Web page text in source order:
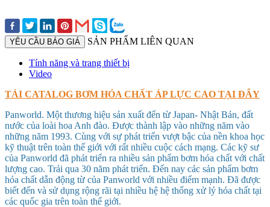
YÊU CẦU BÁO GIÁ SẢN PHẨM LIÊN QUAN
Tính năng và trang thiết bị
Video
TẢI CATALOG BƠM HÓA CHẤT ÁP LỰC CAO TẠI ĐÂY
Panworld. Một thương hiệu sản xuất đến từ Japan- Nhật Bản, đất
nước của loài hoa Anh đào. Được thành lập vào những năm vào
những năm 1993. Cùng với sự phát triển vượt bậc của nền khoa học
kỹ thuật trên toàn thế giới với rất nhiều cuộc cách mạng. Các kỹ sư
của Panworld đã phát triển ra nhiều sản phẩm bơm hóa chất với chất
lượng cao. Trải qua 30 năm phát triển. Đến nay các sản phẩm bơm
hóa chất dẫn động từ của Panworld với nhiều điểm mạnh. Đã được
biết đến và sử dụng rộng rãi tại nhiều hệ hệ thống xử lý hóa chất tại
các quốc gia trên toàn thế giới.